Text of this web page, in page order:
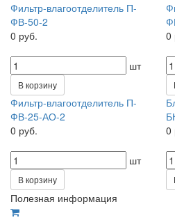
Фильтр-влагоотделитель П-
ФВ-50-2
0 руб.
шт
В корзину
0
Фильтр-влагоотделитель П-
ФВ-25-АО-2
0 руб.
шт
В корзину
0
Полезная информация